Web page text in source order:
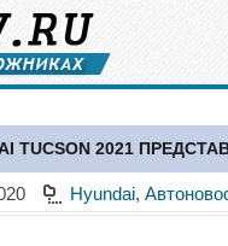
TUCSON 2021
Hyundai,